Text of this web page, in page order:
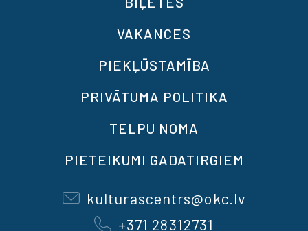
VAKANCES
PIEKĻŪSTAMĪBA
PRIVĀTUMA POLITIKA
TELPU NOMA
PIETEIKUMI GADATIRGIEM
kulturascentrs@okc.lv
+371 28312731